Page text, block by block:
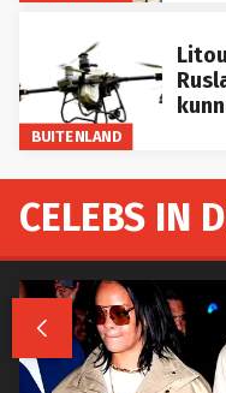
BUITENLAND
CELEBS IN
